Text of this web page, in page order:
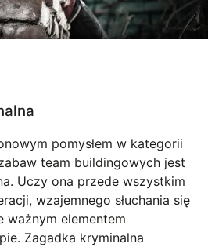
pomysłem w kategorii
team buildingowych jest
Uczy ona przede wszystkim
wzajemnego słuchania się
ważnym elementem
Zagadka kryminalna